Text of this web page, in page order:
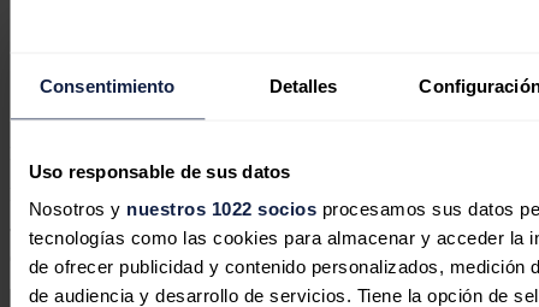
Consentimiento Detalles
Uso responsable de sus datos
Nosotros y nuestros 1022 sociosprocesamos sus datos
tecnologías como las cookies para almacenar y acceder la
de ofrecer publicidad y contenido personalizados, medición
de audiencia y desarrollo de servicios. Tiene la opción de
Tu dirección de correo electrónico no será publicada. Todos los
campos son obligatorios